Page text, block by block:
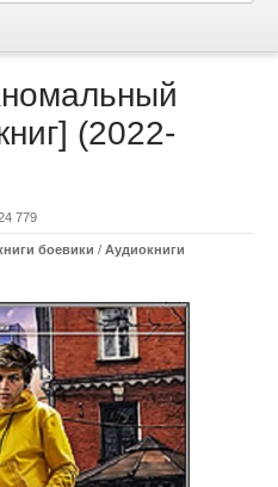
(2022-
779
боевики / Аудиокниги